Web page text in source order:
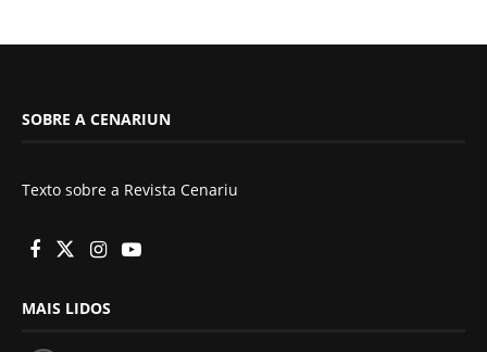
SOBRE A CENARIUN
Texto sobre a Revista Cenariu
MAIS LIDOS